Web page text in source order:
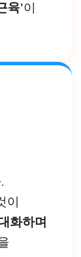
육'이
이
화하며